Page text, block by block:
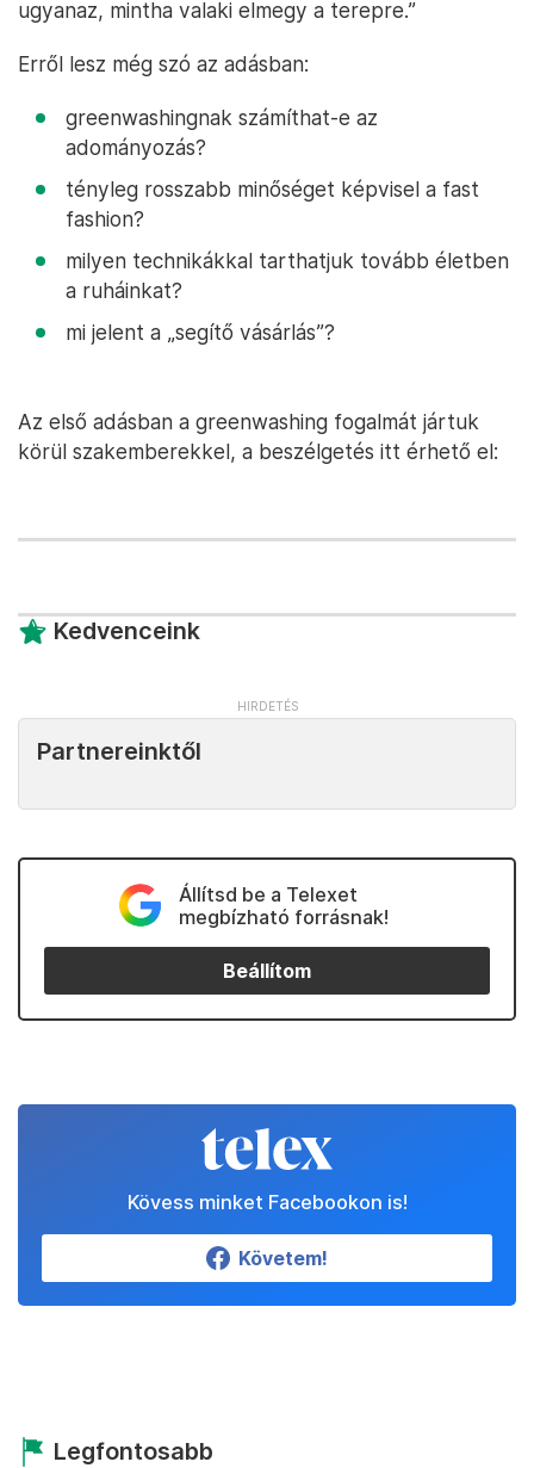
ugyanaz, mintha valaki elmegy a terepre.”
Erről lesz még szó az adásban:
greenwashingnak számíthat-e az
adományozás?
tényleg rosszabb minőséget képvisel a fast
fashion?
milyen technikákkal tarthatjuk tovább életben
a ruháinkat?
mi jelent a „segítő vásárlás”?
Az első adásban a greenwashing fogalmát jártuk
körül szakemberekkel, a beszélgetés itt érhető el:
Kedvenceink
Partnereinktől
Állítsd be a Telexet
megbízható forrásnak!
Beállítom
Kövess minket Facebookon is!
Követem!
Legfontosabb